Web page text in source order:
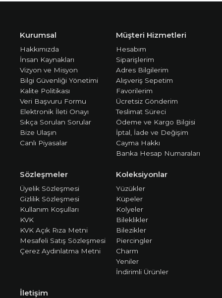
Kurumsal
Hakkımızda
İnsan Kaynakları
Vizyon ve Misyon
Bilgi Güvenliği Yönetimi
Kalite Politikası
Veri Başvuru Formu
Elektronik İleti Onayı
Sıkça Sorulan Sorular
Bize Ulaşın
Canlı Piyasalar
Müşteri Hizmetleri
Hesabım
Siparişlerim
Adres Bilgilerim
Alışveriş Sepetim
Favorilerim
Ücretsiz Gönderim
Teslimat Süreci
Ödeme ve Kargo Bilgisi
İptal, İade ve Değişim
Cayma Hakkı
Banka Hesap Numaraları
Sözleşmeler
Üyelik Sözleşmesi
Gizlilik Sözleşmesi
Kullanım Koşulları
KVK
KVK Açık Rıza Metni
Mesafeli Satış Sözleşmesi
Çerez Aydınlatma Metni
Koleksiyonlar
Yüzükler
Küpeler
Kolyeler
Bileklikler
Bilezikler
Piercingler
Charm
Yeniler
İndirimli Ürünler
İletişim